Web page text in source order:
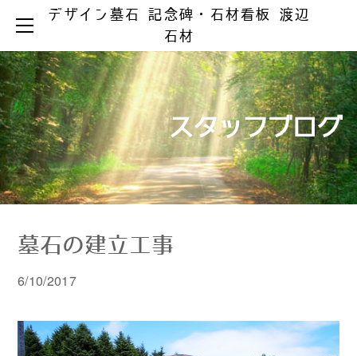
デザイン墓石 記念碑・石材看板 渡辺
石材
スタッフブログ
墓石の建立工事
6/10/2017
HOME
お墓ができるまで
お墓の知識
お手入れとマナー
製品ラインアップ
デザイン墓石
和型墓石
洋型・和洋型墓石
彫刻・石材看板
お墓のリフォーム
リフォーム事例集
器具の取替え
文字の色入れ
メジ補修・積替え
クリーニング
墓 誌
墓じまい
納骨の仕方
会社案内
霊園情報
お問い合わせ